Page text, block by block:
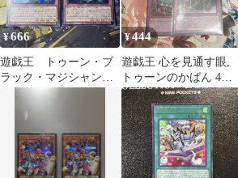
¥666
遊戯王 トゥーン・ブ
ラック・マジシャン・
ガール シークレット
¥444
遊戯王 心を見通す眼,
トゥーンのかばん 4枚
セット